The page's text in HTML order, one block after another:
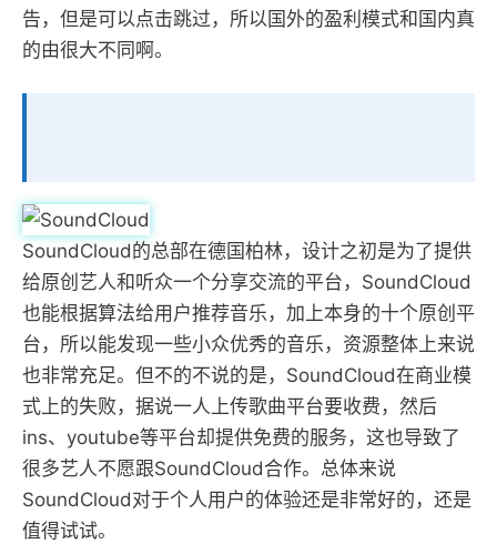
告，但是可以点击跳过，所以国外的盈利模式和国内真
的由很大不同啊。
SoundCloud的总部在德国柏林，设计之初是为了提供
给原创艺人和听众一个分享交流的平台，SoundCloud
也能根据算法给用户推荐音乐，加上本身的十个原创平
台，所以能发现一些小众优秀的音乐，资源整体上来说
也非常充足。但不的不说的是，SoundCloud在商业模
式上的失败，据说一人上传歌曲平台要收费，然后
ins、youtube等平台却提供免费的服务，这也导致了
很多艺人不愿跟SoundCloud合作。总体来说
SoundCloud对于个人用户的体验还是非常好的，还是
值得试试。